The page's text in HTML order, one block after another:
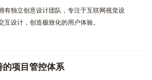
有独立创意设计团队，专注于互联网视觉设
互设计，创造极致化的用户体验。
的项目管控体系